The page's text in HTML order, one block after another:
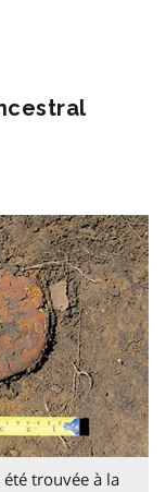
trouvée à la